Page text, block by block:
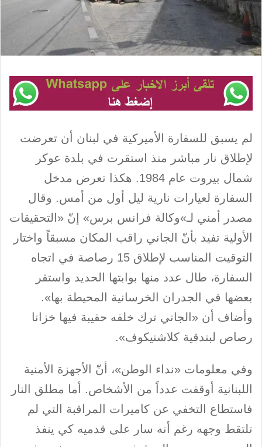
لم يسبق للسفارة الأميركية في لبنان أن تعرضت
لإطلاق نار مباشر منذ استقرت في بلدة عوكر
شمال بيروت عام 1984. هكذا تعرض مدخل
السفارة لعيارات نارية ليل أول من أمس. وقال
مصدر أمني لـ»وكالة فرانس برس» إنّ «التحقيقات
الأولية تفيد بأنّ الجاني راقب المكان مسبقاً واختار
التوقيت المناسب لإطلاق 15 رصاصة في اتجاه
السفارة، طال عدد منها بوابتها الحديد واستقر
بعضها في الجدران الخرسانية المحيطة بها».
وأضاف أن «الجاني ترك خلفه حقيبة فيها خزانا
رصاص لبندقية كلاشنيكوف».
وفي معلومات «نداء الوطن»، أنّ الأجهزة الأمنية
اللبنانية أوقفت عدداً من الأشخاص. أما مطلق النار
فاستطاع التخفي عن كاميرات المراقبة التي لم
تلتقط وجهه رغم أنه سار على قدميه كي ينفذ